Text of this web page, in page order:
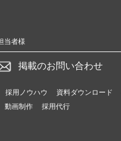
当者様
掲載のお問い合わせ
採用ノウハウ 資料ダウンロード
動画制作 採用代行